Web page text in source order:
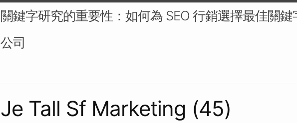
關鍵字研究的重要性：如何為 SEO 行銷選擇最佳關
公司
Je Tall Sf Marketing (45)